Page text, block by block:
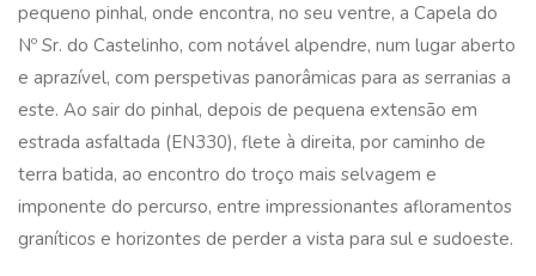
pequeno pinhal, onde encontra, no seu ventre, a Capela do
Nº Sr. do Castelinho, com notável alpendre, num lugar aberto
e aprazível, com perspetivas panorâmicas para as serranias a
este. Ao sair do pinhal, depois de pequena extensão em
estrada asfaltada (EN330), flete à direita, por caminho de
terra batida, ao encontro do troço mais selvagem e
imponente do percurso, entre impressionantes afloramentos
graníticos e horizontes de perder a vista para sul e sudoeste.